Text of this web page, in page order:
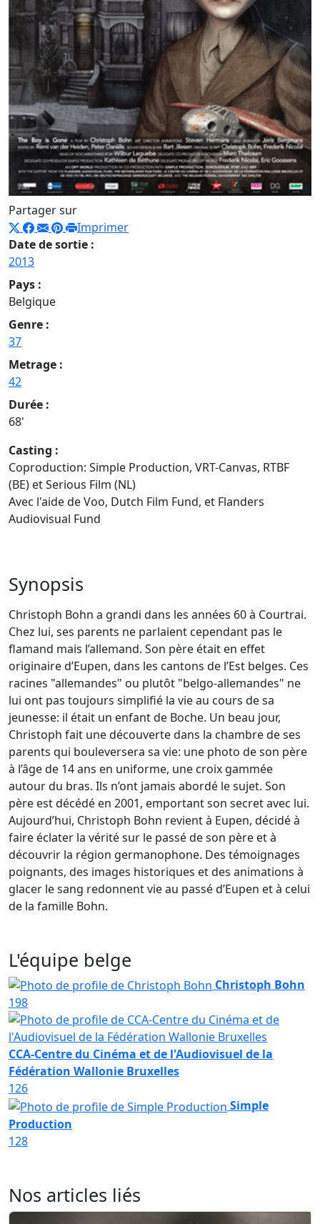
Partager sur
Imprimer
Date de sortie :
2013
Pays :
Belgique
Genre :
37
Metrage :
42
Durée :
68'
Casting :
Coproduction: Simple Production, VRT-Canvas, RTBF
(BE) et Serious Film (NL)
Avec l'aide de Voo, Dutch Film Fund, et Flanders
Audiovisual Fund
Synopsis
Christoph Bohn a grandi dans les années 60 à Courtrai.
Chez lui, ses parents ne parlaient cependant pas le
flamand mais l’allemand. Son père était en effet
originaire d’Eupen, dans les cantons de l’Est belges. Ces
racines "allemandes" ou plutôt "belgo-allemandes" ne
lui ont pas toujours simplifié la vie au cours de sa
jeunesse: il était un enfant de Boche. Un beau jour,
Christoph fait une découverte dans la chambre de ses
parents qui bouleversera sa vie: une photo de son père
à l’âge de 14 ans en uniforme, une croix gammée
autour du bras. Ils n’ont jamais abordé le sujet. Son
père est décédé en 2001, emportant son secret avec lui.
Aujourd’hui, Christoph Bohn revient à Eupen, décidé à
faire éclater la vérité sur le passé de son père et à
découvrir la région germanophone. Des témoignages
poignants, des images historiques et des animations à
glacer le sang redonnent vie au passé d’Eupen et à celui
de la famille Bohn.
L'équipe belge
Christoph Bohn
198
CCA-Centre du Cinéma et de l'Audiovisuel de la
Fédération Wallonie Bruxelles
126
Simple
Production
128
Nos articles liés